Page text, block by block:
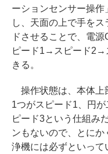
ーションセンサー操作
し、天面の上で手をス
ドさせることで、電源
ピード1→スピード2→
きる。
操作状態は、本体上
1つがスピード1、円
ピード3という仕組み
ンもないので、とに
浄機には必ずといって